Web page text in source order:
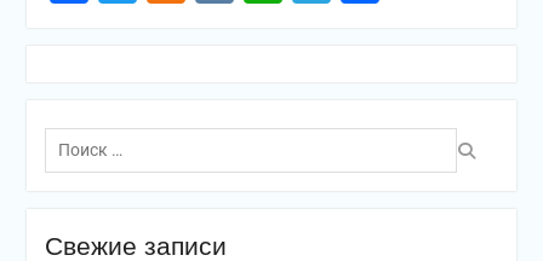
Поиск
по:
Свежие записи